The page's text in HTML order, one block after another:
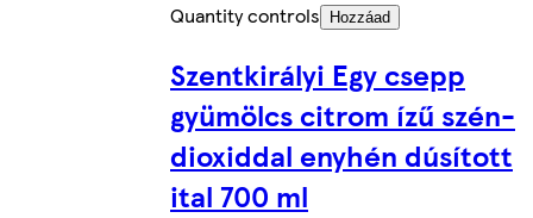
Quantity controls
Hozzáad
Szentkirályi Egy csepp
gyümölcs citrom ízű szén-
dioxiddal enyhén dúsított
ital 700 ml